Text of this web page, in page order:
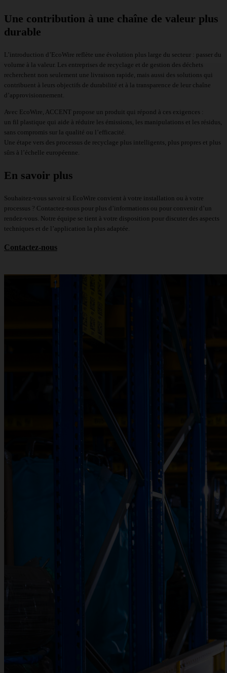
Une contribution à une chaîne de valeur plus
durable
L’introduction d’EcoWire reflète une évolution plus large du secteur : passer du
volume à la valeur. Les entreprises de recyclage et de gestion des déchets
recherchent non seulement une livraison rapide, mais aussi des solutions qui
contribuent à leurs objectifs de durabilité et à la transparence de leur chaîne
d’approvisionnement.
Avec EcoWire, ACCENT propose un produit qui répond à ces exigences :
un fil plastique qui aide à réduire les émissions, les manipulations et les résidus,
sans compromis sur la qualité ou l’efficacité.
Une étape vers des processus de recyclage plus intelligents, plus propres et plus
sûrs à l’échelle européenne.
En savoir plus
Souhaitez-vous savoir si EcoWire convient à votre installation ou à votre
processus ? Contactez-nous pour plus d’informations ou pour convenir d’un
rendez-vous. Notre équipe se tient à votre disposition pour discuter des aspects
techniques et de l’application la plus adaptée.
Contactez-nous